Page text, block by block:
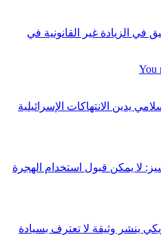
الزيادة غير القانونية في
You
يدين الانتهاكات الإسرائيلية
لا يمكن قبول استخدام الهجرة
ينشر وثيقة لا تعترف بسيادة